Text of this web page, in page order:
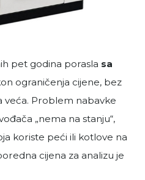
pet godina porasla sa
ograničenja cijene, bez
veća. Problem nabavke
„nema na stanju“,
koriste peći ili kotlove na
cijena za analizu je